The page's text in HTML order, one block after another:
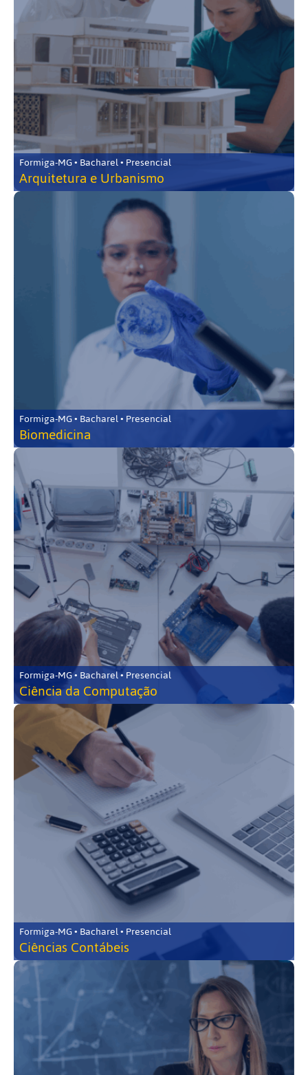
Formiga-MG • Bacharel • Presencial
Arquitetura e Urbanismo
Formiga-MG • Bacharel • Presencial
Biomedicina
Formiga-MG • Bacharel • Presencial
Ciência da Computação
Formiga-MG • Bacharel • Presencial
Ciências Contábeis